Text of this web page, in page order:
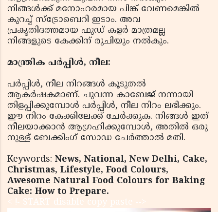
നിങ്ങൾക്ക് മനോഹരമായ പിങ്ക് വേണമെങ്കിൽ
കുറച്ച് സ്ട്രോബെറി ഇടാം. അവ
പ്രകൃതിദത്തമായ ഫുഡ് കളർ മാത്രമല്ല
നിങ്ങളുടെ കേക്കിന് രുചിയും നൽകും.
മാന്ത്രിക പർപ്പിൾ, നീല:
പർപ്പിൾ, നീല നിറങ്ങൾ കൂടുതൽ
ആകർഷകമാണ്. ചുവന്ന കാബേജ് നന്നായി
തിളപ്പിക്കുമ്പോൾ പർപ്പിൾ, നീല നിറം ലഭിക്കും.
ഈ നിറം കേക്കിലേക്ക് ചേർക്കുക. നിങ്ങൾ ഇത്
നീലയാക്കാൻ ആഗ്രഹിക്കുമ്പോൾ, അതിൽ ഒരു
നുള്ള് ബേക്കിംഗ് സോഡ ചേർത്താൽ മതി.
Keywords: News, National, New Delhi, Cake,
Christmas, Lifestyle, Food Colours,
Awesome Natural Food Colours for Baking
Cake: How to Prepare.
< !- START disable copy paste -->